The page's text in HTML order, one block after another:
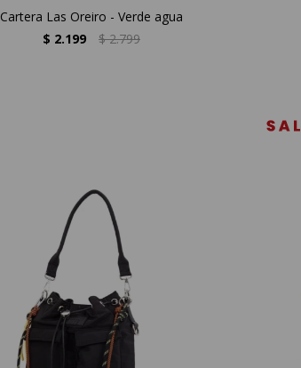
Cartera Las Oreiro - Verde agua
$ 2.199 $ 2.799